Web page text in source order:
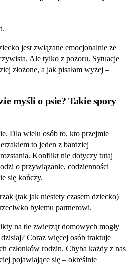
jest związane emocjonalnie ze
Ale tylko z pozoru. Sytuacje
złożone, a jak pisałam wyżej –
myśli o psie? Takie spory
Dla wielu osób to, kto przejmie
to jeden z bardziej
Konflikt nie dotyczy tutaj
o przywiązanie, codzienności
się kończy.
(tak jak niestety czasem dziecko)
byłemu partnerowi.
na tle zwierząt domowych mogły
Coraz więcej osób traktuje
członków rodzin. Chyba każdy z nas
pojawiające się – określnie